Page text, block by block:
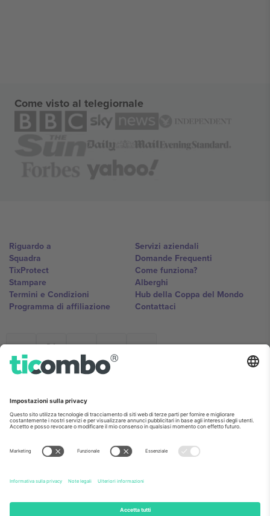
Come visto al telegiornale
Riguardo a
Squadra
TixProtect
Stampare
Termini e Condizioni
Programma di affiliazione
Servizi aziendali
Domande Frequenti
Come funziona?
Alberghi
Hub della Coppa del Mondo
Contattaci
Ticombo Italia
Mimi Balkanska 132, 1540, Sofia,
base alla località, all'evento e/o al dominio. Per i dettagli controlla la
pagina specifica dell'evento, l'impronta e i termini.,